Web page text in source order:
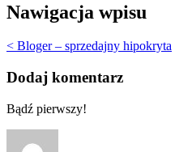
Nawigacja wpisu
< Bloger – sprzedajny hipokryta
Dodaj komentarz
Bądź pierwszy!